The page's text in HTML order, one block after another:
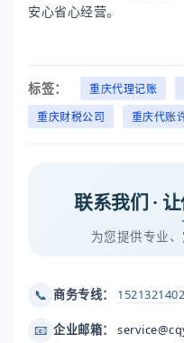
安心省心经营。
标签： 重庆代理记账
重庆财税公司
重庆代账
联系我们 ·
为您提供专业
📞 商务专线：
📧 企业邮箱：